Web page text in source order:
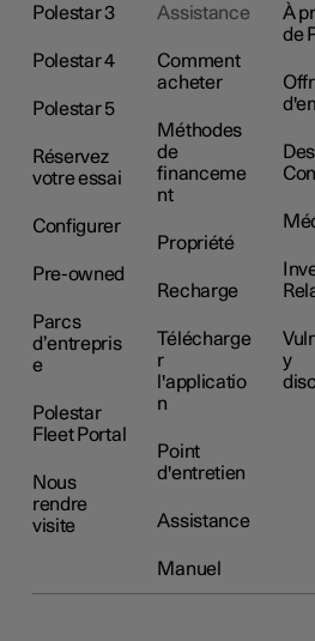
Polestar 3
Polestar 4
Polestar 5
Réservez
votre essai
Configurer
Pre-owned
Parcs
d’entrepris
e
Polestar
Fleet Portal
Nous
rendre
visite
Assistance
Comment
acheter
Méthodes
de
financeme
nt
Propriété
Recharge
Télécharge
r
l'applicatio
n
Point
d'entretien
Assistance
Manuel
À
de
y